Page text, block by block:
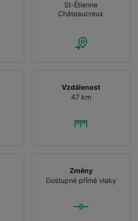
St-Étienne
Châteaucreux
Vzdálenost
47 km
Změny
Dostupné přímé vlaky